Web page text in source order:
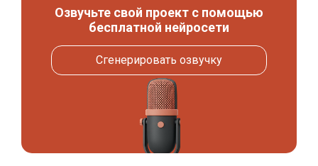
Озвучьте свой проект с помощью
бесплатной нейросети
Сгенерировать озвучку